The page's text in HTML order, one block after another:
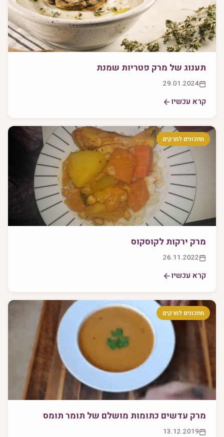
תענוג של מרק פטריות שמנת
29.01.2024
קרא עכשיו
מתכונים למרקים
מרק ירקות לקוסקוס
26.11.2022
קרא עכשיו
מתכונים למרקים
מרק עדשים כתומות מושלם של תומר תומס
13.12.2019